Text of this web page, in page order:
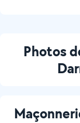
Photos